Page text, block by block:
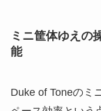
ミニ筐体ゆえの
能
Duke of Toneのミ